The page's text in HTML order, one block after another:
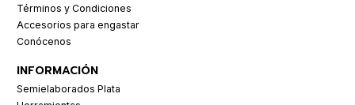
Términos y Condiciones
Accesorios para engastar
Conócenos
INFORMACIÓN
Semielaborados Plata